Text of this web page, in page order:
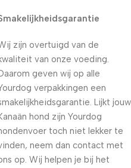
zijn overtuigd van de
van onze voeding.
geven wij op alle
verpakkingen een
Lijkt jouw
hond zijn Yourdog
toch niet lekker te
neem dan contact met
op. Wij helpen je bij het